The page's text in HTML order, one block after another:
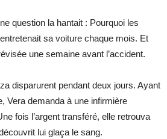
question la hantait : Pourquoi les
sa voiture chaque mois. Et
une semaine avant l’accident.
disparurent pendant deux jours. Ayant
Vera demanda à une infirmière
fois l’argent transféré, elle retrouva
lui glaça le sang.